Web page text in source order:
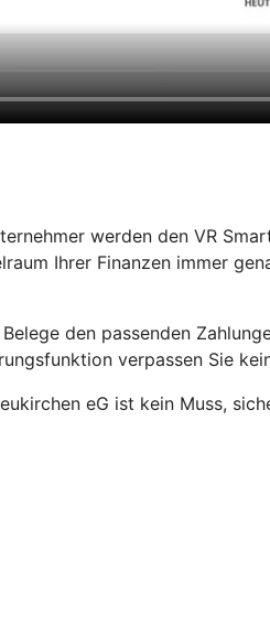
werden den VR
Ihrer Finanzen immer
den passenden
verpassen Sie
eG ist kein Muss,